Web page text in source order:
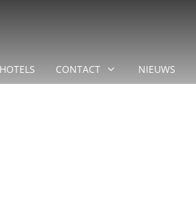
HOTELS CONTACT NIEUWS